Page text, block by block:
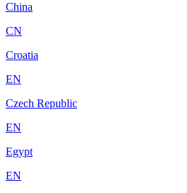
China
CN
Croatia
EN
Czech Republic
EN
Egypt
EN